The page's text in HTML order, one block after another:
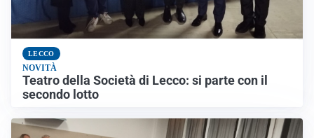
LECCO
NOVITÀ
Teatro della Società di Lecco: si parte con il
secondo lotto